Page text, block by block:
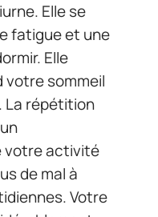
Elle se
fatigue et une
Elle
sommeil
La répétition
votre activité
de mal à
Votre